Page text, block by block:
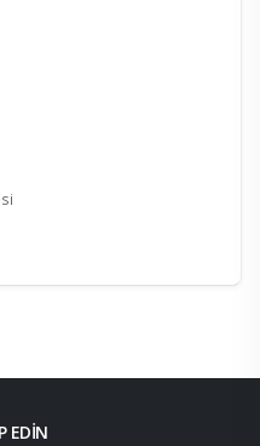
EDİN